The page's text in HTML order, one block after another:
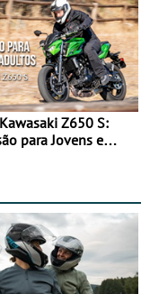
Z650 S:
para Jovens e